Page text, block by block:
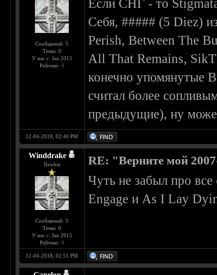
Сообщений: 5
Темы: 0
У нас с: Jan 2015
Рейтинг: 0
Если СНГ - то
Себя, ##### (5 Diez)
Perish, Between The
All That Remains,
конечно упомянутые
считал более
предыдущие), ну
12-04-2018, 02:40 PM
Winddrake
Newbie
Сообщений: 5
Темы: 0
У нас с: Jan 2015
Рейтинг: 0
RE: "Верните мой
Чуть не забыл про
Engage и As I Lay
12-04-2018, 02:51 PM